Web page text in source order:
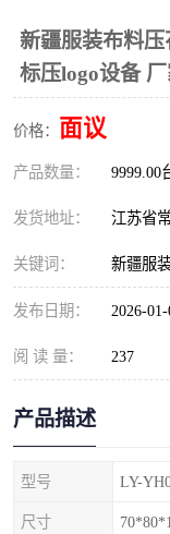
新疆服装布料
标压logo设备
价格： 面议
产品数量： 9999.00
发货地址： 江苏省
关键词： 新疆服
发布日期： 2026-
阅 读 量： 237
产品描述
型号 LY-
尺寸